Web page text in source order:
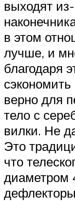
выходят
в этом
лучше, и
благодаря
верно для
тело с
вилки. Не
Это
что
диаметром